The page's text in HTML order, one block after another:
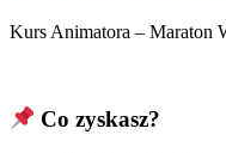
Kurs Animatora – Maraton
Co zyskasz?